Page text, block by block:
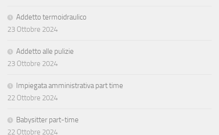
Addetto termoidraulico
23 Ottobre 2024
Addetto alle pulizie
23 Ottobre 2024
Impiegata amministrativa part time
22 Ottobre 2024
Babysitter part-time
22 Ottobre 2024